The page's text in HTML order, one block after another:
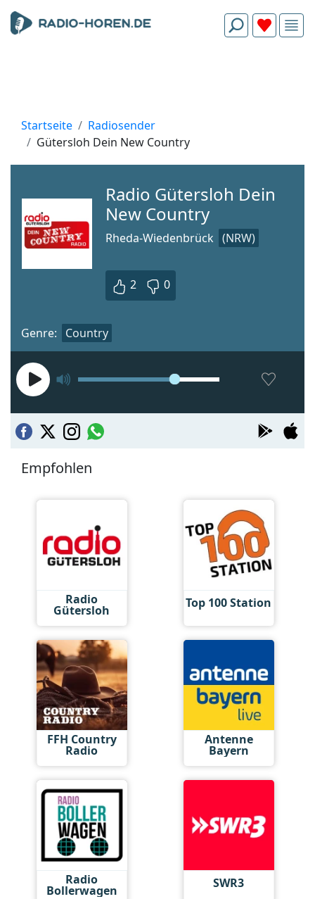
Startseite
Radiosender
Gütersloh Dein New Country
Radio Gütersloh Dein
New Country
Rheda-Wiedenbrück (NRW)
2 0
Genre: Country
Empfohlen
Radio
Gütersloh Top 100 Station
FFH Country
Radio
Antenne
Bayern
Radio
Bollerwagen SWR3